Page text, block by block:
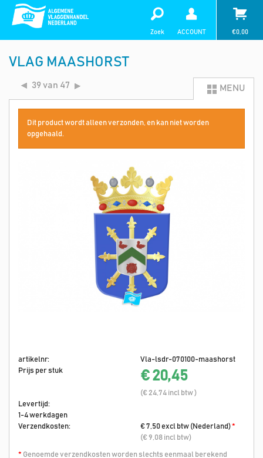
Zoek ACCOUNT €0,00
VLAG MAASHORST
39 van 47 MENU
Dit product wordt alleen verzonden, en kan niet worden
opgehaald.
artikelnr:
Vla-lsdr-070100-maashorst
Prijs per stuk
€ 20,45
(€ 24,74 incl btw )
Levertijd:
1-4 werkdagen
Verzendkosten:
€ 7,50 excl btw (Nederland)*
(€ 9,08 incl btw)
* Genoemde verzendkosten worden slechts eenmaal berekend